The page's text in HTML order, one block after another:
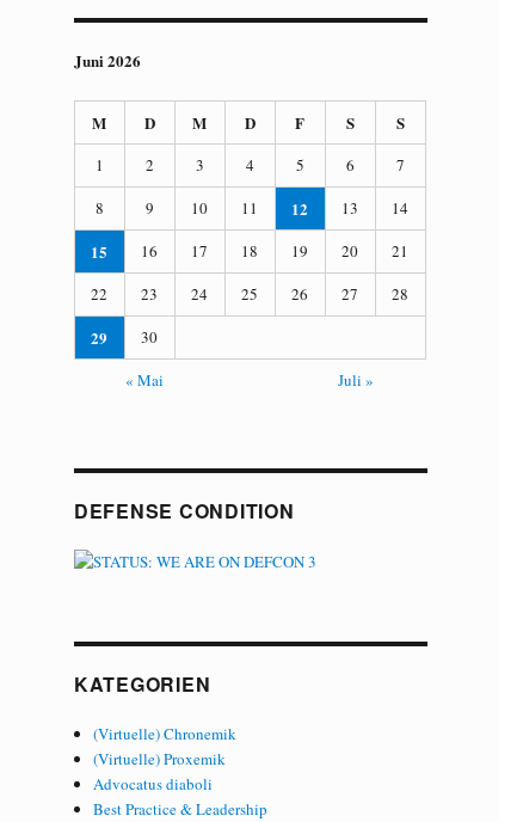
Juni 2026
M D M D F S S
1 2 3 4 5 6
7
8
9 10 11 12 13 14
15 16 17 18 19 20
21
22
23 24 25 26 27 28
29
30
« Mai
Juli »
DEFENSE CONDITION
KATEGORIEN
(Virtuelle) Chronemik
(Virtuelle) Proxemik
Advocatus diaboli
Best Practice & Leadership